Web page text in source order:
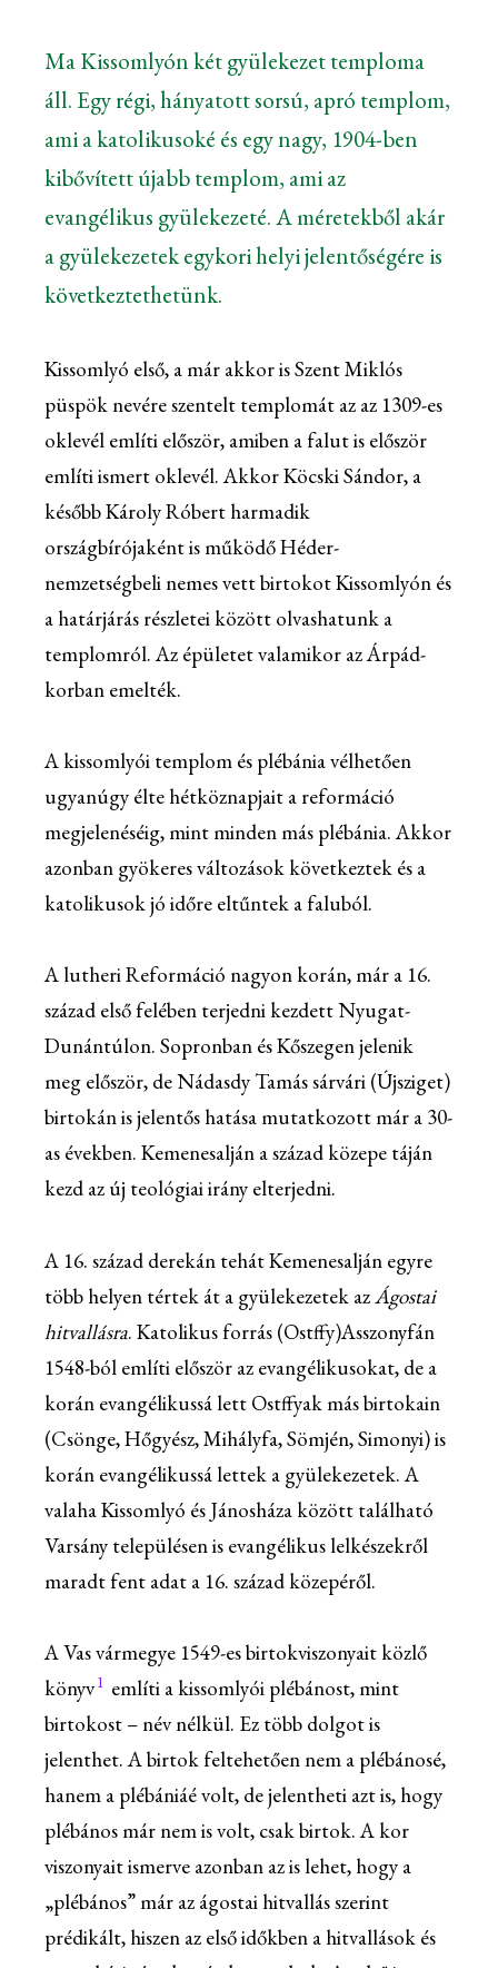
Ma Kissomlyón két gyülekezet temploma
áll. Egy régi, hányatott sorsú, apró templom,
ami a katolikusoké és egy nagy, 1904-ben
kibővített újabb templom, ami az
evangélikus gyülekezeté. A méretekből akár
a gyülekezetek egykori helyi jelentőségére is
következtethetünk.
Kissomlyó első, a már akkor is Szent Miklós
püspök nevére szentelt templomát az az 1309-es
oklevél említi először, amiben a falut is először
említi ismert oklevél. Akkor Köcski Sándor, a
később Károly Róbert harmadik
országbírójaként is működő Héder-
nemzetségbeli nemes vett birtokot Kissomlyón és
a határjárás részletei között olvashatunk a
templomról. Az épületet valamikor az Árpád-
korban emelték.
A kissomlyói templom és plébánia vélhetően
ugyanúgy élte hétköznapjait a reformáció
megjelenéséig, mint minden más plébánia. Akkor
azonban gyökeres változások következtek és a
katolikusok jó időre eltűntek a faluból.
A lutheri Reformáció nagyon korán, már a 16.
század első felében terjedni kezdett Nyugat-
Dunántúlon. Sopronban és Kőszegen jelenik
meg először, de Nádasdy Tamás sárvári (Újsziget)
birtokán is jelentős hatása mutatkozott már a 30-
as években. Kemenesalján a század közepe táján
kezd az új teológiai irány elterjedni.
A 16. század derekán tehát Kemenesalján egyre
több helyen tértek át a gyülekezetek azÁgostai
hitvallásra. Katolikus forrás (Ostffy)Asszonyfán
1548-ból említi először az evangélikusokat, de a
korán evangélikussá lett Ostffyak más birtokain
(Csönge, Hőgyész, Mihályfa, Sömjén, Simonyi) is
korán evangélikussá lettek a gyülekezetek. A
valaha Kissomlyó és Jánosháza között található
Varsány településen is evangélikus lelkészekről
maradt fent adat a 16. század közepéről.
A Vas vármegye 1549-es birtokviszonyait közlő
könyv1 említi a kissomlyói plébánost, mint
birtokost – név nélkül. Ez több dolgot is
jelenthet. A birtok feltehetően nem a plébánosé,
hanem a plébániáé volt, de jelentheti azt is, hogy
plébános már nem is volt, csak birtok. A kor
viszonyait ismerve azonban az is lehet, hogy a
„plébános” már az ágostai hitvallás szerint
prédikált, hiszen az első időkben a hitvallások és